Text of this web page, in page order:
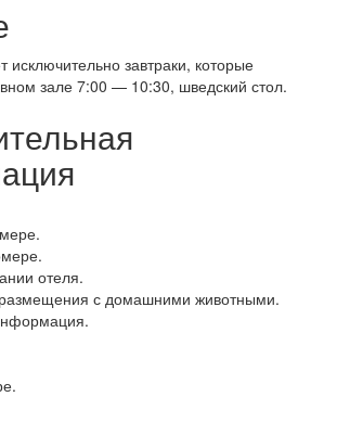
исключительно завтраки, которые
зале 7:00 — 10:30, шведский стол.
отеля.
с домашними животными.